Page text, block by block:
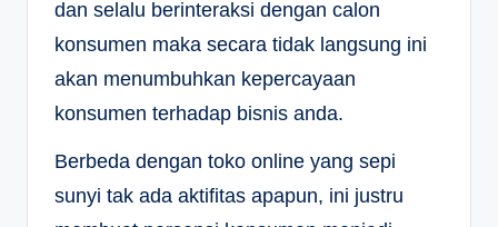
dan selalu berinteraksi dengan calon
konsumen maka secara tidak langsung ini
akan menumbuhkan kepercayaan
konsumen terhadap bisnis anda.
Berbeda dengan toko online yang sepi
sunyi tak ada aktifitas apapun, ini justru